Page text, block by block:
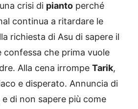
crisi di pianto perché
continua a ritardare le
richiesta di Asu di sapere il
confessa che prima vuole
Alla cena irrompe Tarik,
e disperato. Annuncia di
di non sapere più come